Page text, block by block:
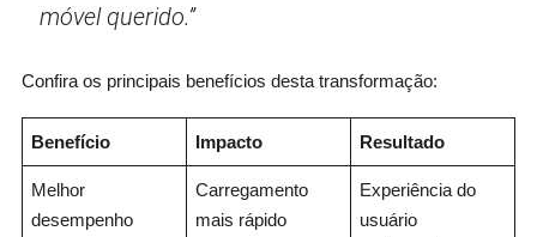
móvel querido.”
Confira os principais benefícios desta transformação:
Benefício Impacto Resultado
Melhor
desempenho
Carregamento
mais rápido
Experiência do
usuário